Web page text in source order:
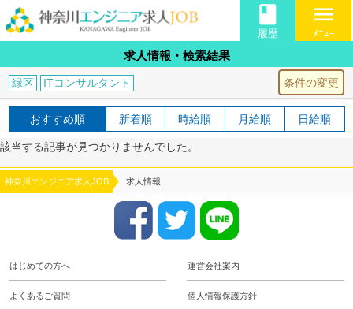
book
履歴
menu
ﾒﾆｭｰ
求人情報・検索結果
条件の変更
緑区 ITコンサルタント
おすすめ順 新着順 時給順 月給順 日給順
該当する記事が見つかりませんでした。
神奈川エンジニア求人JOB 求人情報
はじめての方へ 運営会社案内
よくあるご質問 個人情報保護方針